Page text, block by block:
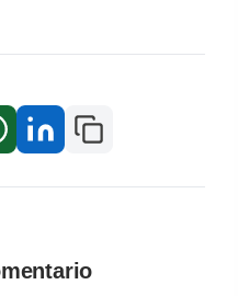
LinkedInCopiar enlace